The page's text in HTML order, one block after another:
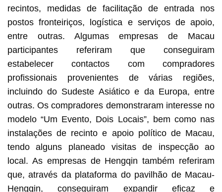
recintos, medidas de facilitação de entrada nos
postos fronteiriços, logística e serviços de apoio,
entre outras. Algumas empresas de Macau
participantes referiram que conseguiram
estabelecer contactos com compradores
profissionais provenientes de várias regiões,
incluindo do Sudeste Asiático e da Europa, entre
outras. Os compradores demonstraram interesse no
modelo “Um Evento, Dois Locais”, bem como nas
instalações de recinto e apoio político de Macau,
tendo alguns planeado visitas de inspecção ao
local. As empresas de Hengqin também referiram
que, através da plataforma do pavilhão de Macau-
Hengqin, conseguiram expandir eficaz e